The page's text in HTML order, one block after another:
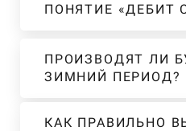
ПОНЯТИЕ «ДЕБИТ
ПРОИЗВОДЯТ ЛИ
ЗИМНИЙ ПЕРИОД?
КАК ПРАВИЛЬНО